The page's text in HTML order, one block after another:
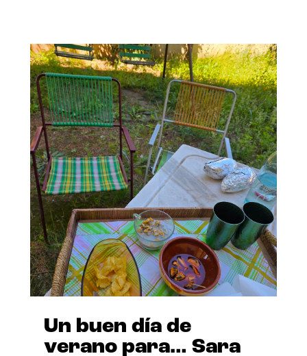
Un buen día de
verano para… Sara